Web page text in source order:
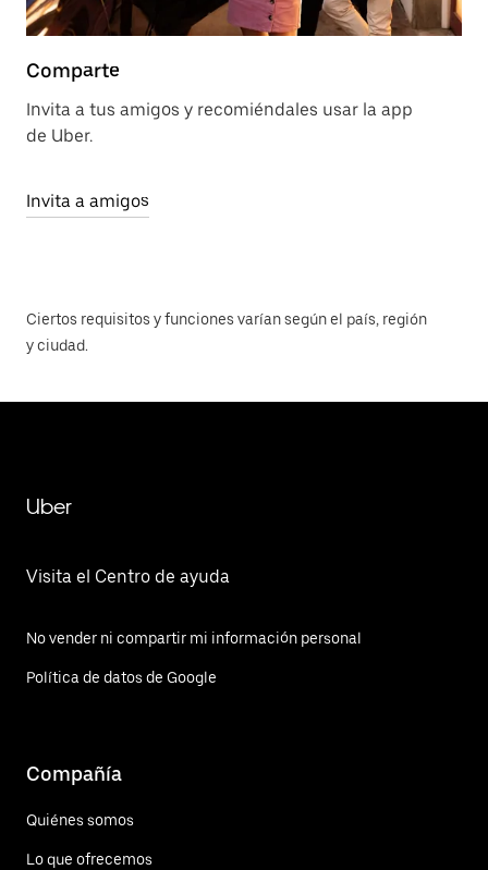
Comparte
Invita a tus amigos y recomiéndales usar la app
de Uber.
Invita a amigos
Ciertos requisitos y funciones varían según el país, región
y ciudad.
Uber
Visita el Centro de ayuda
No vender ni compartir mi información personal
Política de datos de Google
Compañía
Quiénes somos
Lo que ofrecemos